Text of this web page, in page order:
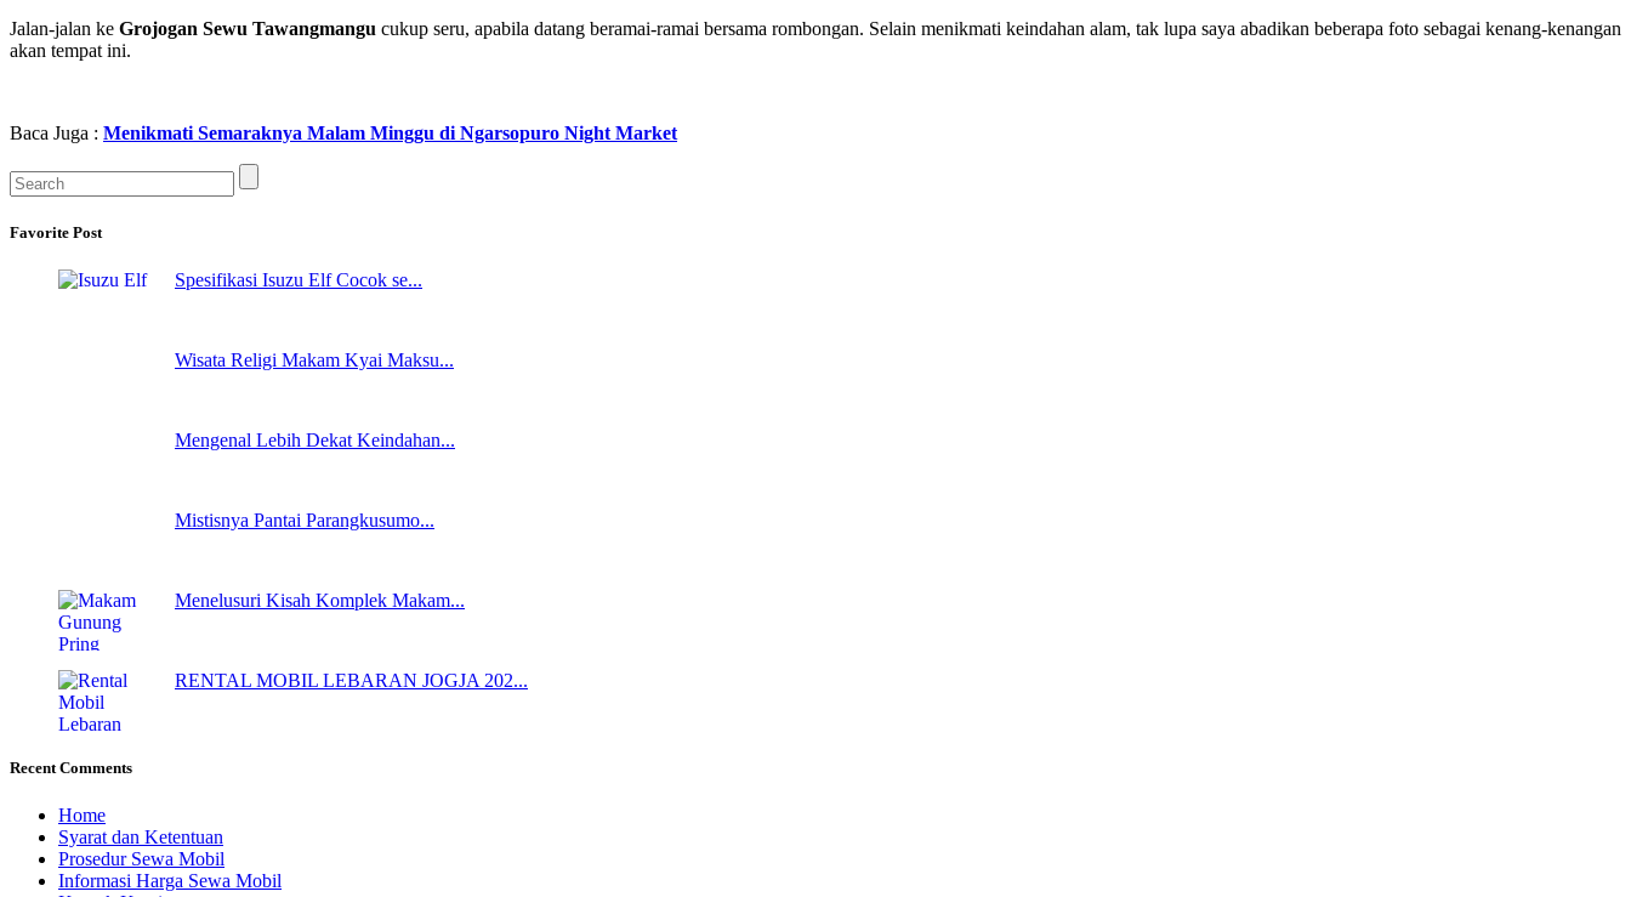
Jalan-jalan ke Grojogan Sewu Tawangmangu cukup seru, apabila datang beramai-ramai bersama rombongan. Selain menikmati keindahan alam, tak lupa saya abadikan beberapa foto sebagai kenang-kenangan
akan tempat ini.
Baca Juga : Menikmati Semaraknya Malam Minggu di Ngarsopuro Night Market
Favorite Post
Spesifikasi Isuzu Elf Cocok se...
Wisata Religi Makam Kyai Maksu...
Mengenal Lebih Dekat Keindahan...
Mistisnya Pantai Parangkusumo...
Menelusuri Kisah Komplek Makam...
RENTAL MOBIL LEBARAN JOGJA 202...
Recent Comments
Home
Syarat dan Ketentuan
Prosedur Sewa Mobil
Informasi Harga Sewa Mobil